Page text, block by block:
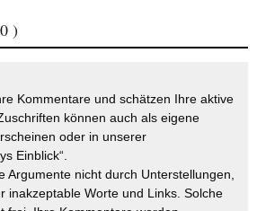
)
Kommentare und schätzen Ihre aktive
können auch als eigene
oder in unserer
Einblick“.
Argumente nicht durch Unterstellungen,
inakzeptable Worte und Links. Solche